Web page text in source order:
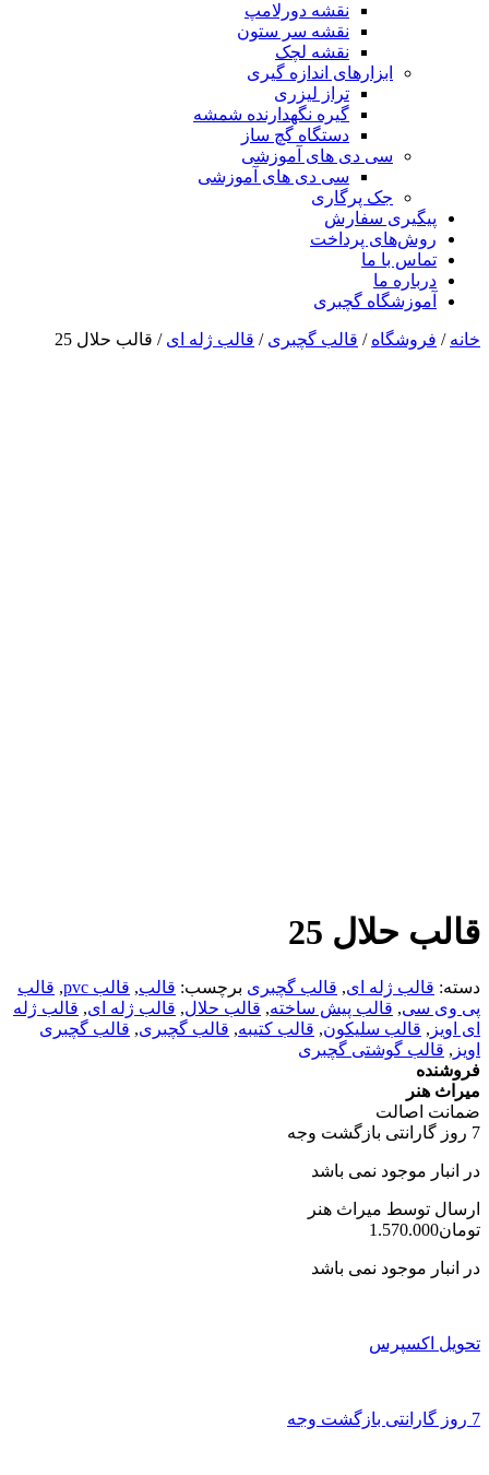
نقشه دورلامپ
نقشه سر ستون
نقشه لچک
ابزارهای اندازه گیری
تراز لیزری
گیره نگهدارنده شمشه
دستگاه گچ ساز
سی دی های آموزشی
سی دی های آموزشی
جک پرگاری
پیگیری سفارش
روش‌های پرداخت
تماس با ما
درباره ما
آموزشگاه گچبری
خانه / فروشگاه / قالب گچبری / قالب ژله ای / قالب حلال 25
قالب حلال 25
دسته: قالب ژله ای, قالب گچبری برچسب: قالب, قالب pvc , قالب
پی وی سی, قالب پیش ساخته, قالب حلال, قالب ژله ای, قالب ژله
ای اویز , قالب سلیکون, قالب کتیبه, قالب گچبری, قالب گچبری
اویز , قالب گوشتی گچبری
فروشنده
میراث هنر
ضمانت اصالت
7 روز گارانتی بازگشت وجه
در انبار موجود نمی باشد
ارسال توسط میراث هنر
تومان1.570.000
در انبار موجود نمی باشد
تحویل اکسپرس
7 روز گارانتی بازگشت وجه